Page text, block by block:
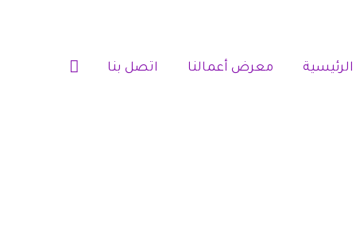
الرئيسية‎ معرض أعمالنا‎‎ اتصل بنا‎‎